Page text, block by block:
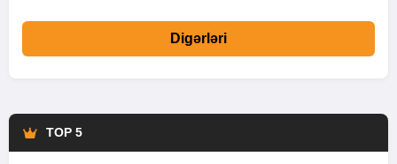
Digərləri
TOP 5